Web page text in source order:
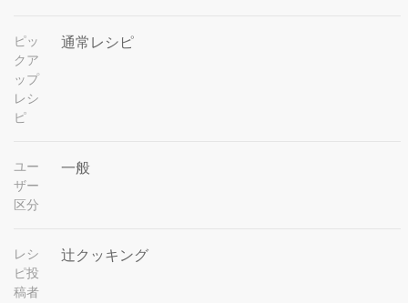
ピッ
クア
ップ
レシ
ピ
通常レシピ
ユー
ザー
区分
一般
レシ
ピ投
稿者
辻クッキング